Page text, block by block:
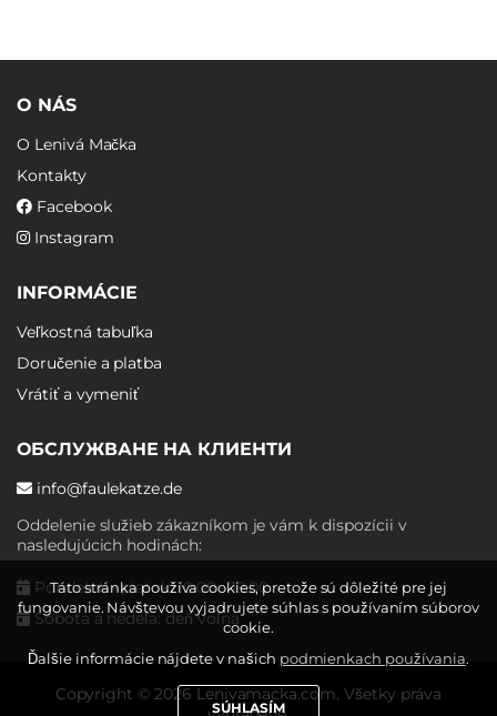
O NÁS
O Lenivá Mačka
Kontakty
Facebook
Instagram
INFORMÁCIE
Veľkostná tabuľka
Doručenie a platba
Vrátiť a vymeniť
ОБСЛУЖВАНЕ НА КЛИЕНТИ
info@faulekatze.de
Oddelenie služieb zákazníkom je vám k dispozícii v
nasledujúcich hodinách:
Pondelok - piatok: 10:00 - 19:00
Sobota a nedeľa: deň voľna
Copyright © 2026 Lenivamacka.com. Všetky práva
Táto stránka používa cookies, pretože sú dôležité pre jej
fungovanie. Návštevou vyjadrujete súhlas s používaním súborov
cookie.
Ďalšie informácie nájdete v našich podmienkach používania.
SÚHLASÍM